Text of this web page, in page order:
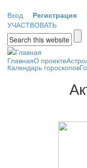
Вход
Регистрация
УЧАСТВОВАТЬ
Форма
ГлавнаяО проекте
Календарь гороскопов